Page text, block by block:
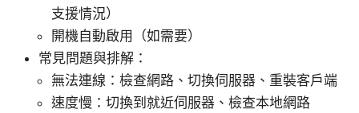
支援情況）
開機自動啟用（如需要）
常見問題與排解：
無法連線：檢查網路、切換伺服器、重裝客戶端
速度慢：切換到就近伺服器、檢查本地網路